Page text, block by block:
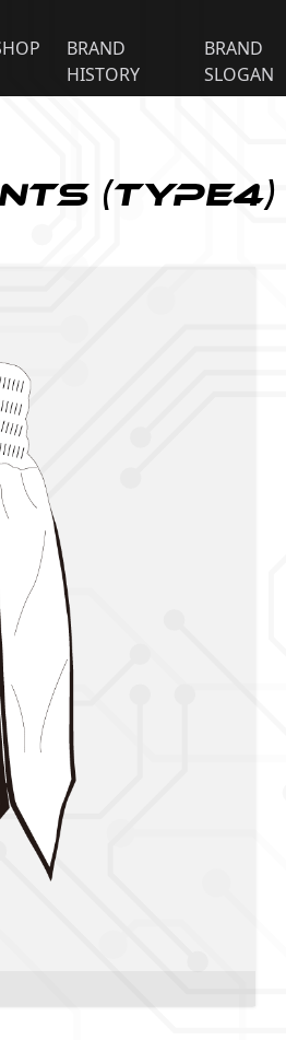
BRAND
HISTORY
BRAND
SLOGAN
(Type4)